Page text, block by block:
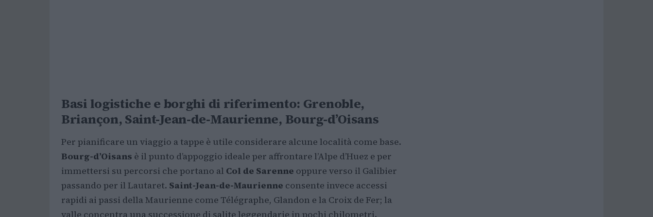
Basi logistiche e borghi di riferimento: Grenoble,
Briançon, Saint-Jean-de-Maurienne, Bourg-d’Oisans
Per pianificare un viaggio a tappe è utile considerare alcune località come base.
Bourg-d’Oisans è il punto d’appoggio ideale per affrontare l’Alpe d’Huez e per
immettersi su percorsi che portano al Col de Sarenne oppure verso il Galibier
passando per il Lautaret. Saint-Jean-de-Maurienne consente invece accessi
rapidi ai passi della Maurienne come Télégraphe, Glandon e la Croix de Fer; la
valle concentra una successione di salite leggendarie in pochi chilometri.